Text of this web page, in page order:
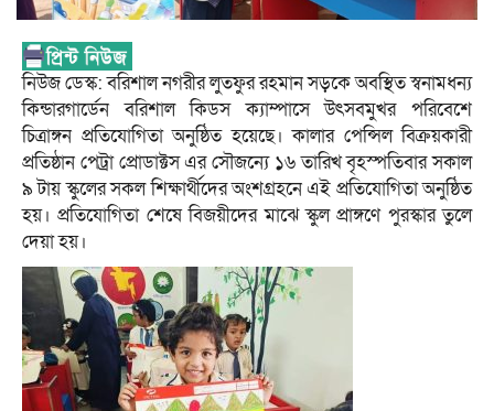
নিউজ ডেস্ক: বরিশাল নগরীর লুতফুর রহমান সড়কে অবস্থিত স্বনামধন্য
কিন্ডারগার্ডেন বরিশাল কিডস ক্যাম্পাসে উৎসবমুখর পরিবেশে
চিত্রাঙ্গন প্রতিযোগিতা অনুষ্ঠিত হয়েছে। কালার পেন্সিল বিক্রয়কারী
প্রতিষ্ঠান পেট্রা প্রোডাক্টস এর সৌজন্যে ১৬ তারিখ বৃহস্পতিবার সকাল
৯ টায় স্কুলের সকল শিক্ষার্থীদের অংশগ্রহনে এই প্রতিযোগিতা অনুষ্ঠিত
হয়। প্রতিযোগিতা শেষে বিজয়ীদের মাঝে স্কুল প্রাঙ্গণে পুরস্কার তুলে
দেয়া হয়।